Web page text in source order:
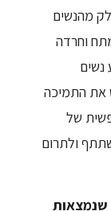
מהנשים
וחרדה
נשים
את התמיכה
של
ולתרום
שנמצאות